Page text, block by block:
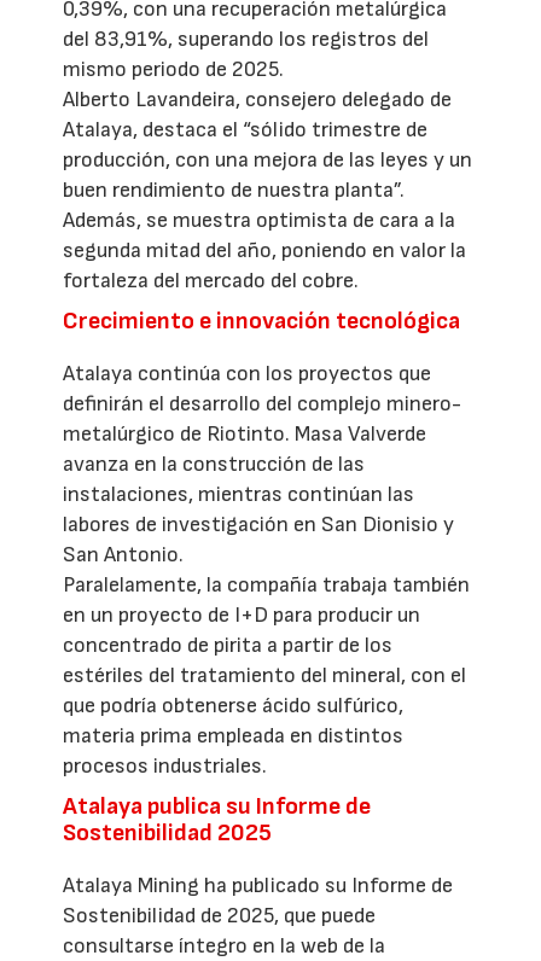
0,39%, con una recuperación metalúrgica
del 83,91%, superando los registros del
mismo periodo de 2025.
Alberto Lavandeira, consejero delegado de
Atalaya, destaca el “sólido trimestre de
producción, con una mejora de las leyes y un
buen rendimiento de nuestra planta”.
Además, se muestra optimista de cara a la
segunda mitad del año, poniendo en valor la
fortaleza del mercado del cobre.
Crecimiento e innovación tecnológica
Atalaya continúa con los proyectos que
definirán el desarrollo del complejo minero-
metalúrgico de Riotinto. Masa Valverde
avanza en la construcción de las
instalaciones, mientras continúan las
labores de investigación en San Dionisio y
San Antonio.
Paralelamente, la compañía trabaja también
en un proyecto de I+D para producir un
concentrado de pirita a partir de los
estériles del tratamiento del mineral, con el
que podría obtenerse ácido sulfúrico,
materia prima empleada en distintos
procesos industriales.
Atalaya publica su Informe de
Sostenibilidad 2025
Atalaya Mining ha publicado su Informe de
Sostenibilidad de 2025, que puede
consultarse íntegro en la web de la